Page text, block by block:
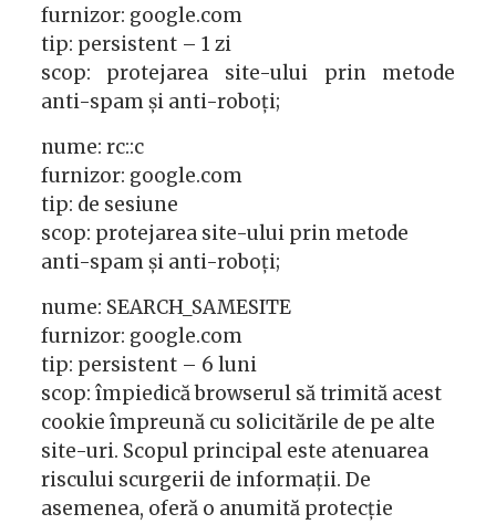
furnizor: google.com
tip: persistent – 1 zi
scop: protejarea site-ului prin metode
anti-spam și anti-roboți;
nume: rc::c
furnizor: google.com
tip: de sesiune
scop: protejarea site-ului prin metode
anti-spam și anti-roboți;
nume: SEARCH_SAMESITE
furnizor: google.com
tip: persistent – 6 luni
scop: împiedică browserul să trimită acest
cookie împreună cu solicitările de pe alte
site-uri. Scopul principal este atenuarea
riscului scurgerii de informații. De
asemenea, oferă o anumită protecție